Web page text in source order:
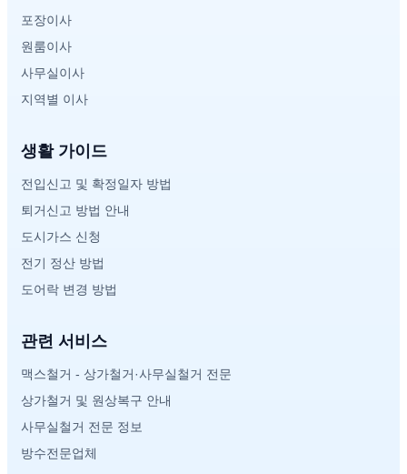
포장이사
원룸이사
사무실이사
지역별 이사
생활 가이드
전입신고 및 확정일자 방법
퇴거신고 방법 안내
도시가스 신청
전기 정산 방법
도어락 변경 방법
관련 서비스
맥스철거 - 상가철거·사무실철거 전문
상가철거 및 원상복구 안내
사무실철거 전문 정보
방수전문업체